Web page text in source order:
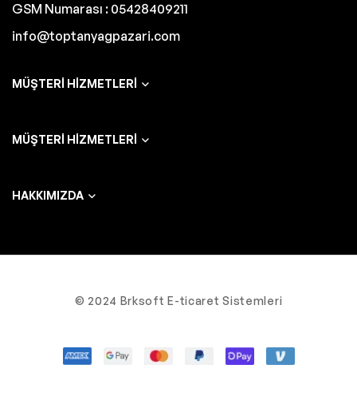
GSM Numarası : 05428409211
info@toptanyagpazari.com
MÜŞTERI HIZMETLERI
MÜŞTERI HIZMETLERI
HAKKIMIZDA
© 2024 Brksoft E-ticaret Sistemleri